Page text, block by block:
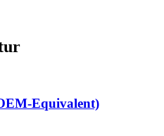
Equivalent)